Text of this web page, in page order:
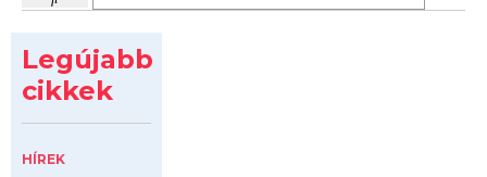
Legújabb
cikkek
HÍREK